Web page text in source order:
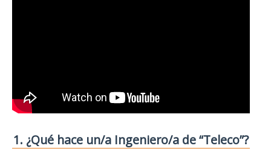
1. ¿Qué hace un/a Ingeniero/a de “Teleco”?